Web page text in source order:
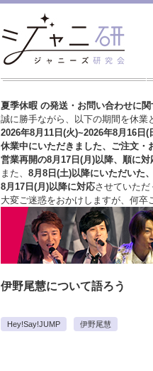
夏季休暇 の発送・お問い合わせに
誠に勝手ながら、以下の期間を休業
2026年8月11日(火)~2026年8月16日(
休業中にいただきました、ご注文・
営業再開の8月17日(月)以降、順に対
また、 8月8日(土)以降にいただいた
8月17日(月)以降に対応させていただ
大変ご迷惑をおかけしますが、 何卒
伊野尾慧について語ろう
Hey!Say!JUMP 伊野尾慧